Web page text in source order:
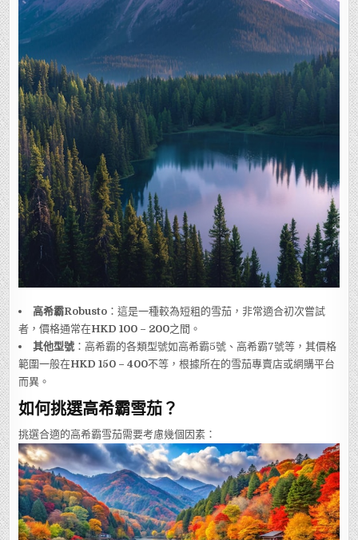
高希霸Robusto ：這是一種較為短粗的雪茄，非常適合初次嘗試
者，價格通常在HKD 100 – 200之間。
其他型號 ：高希霸的各類型號如高希霸5號、高希霸7號等，其價格
範圍一般在HKD 150 – 400不等，根據所在的雪茄專賣店或網購平台
而異。
如何挑選高希霸雪茄？
挑選合適的高希霸雪茄需要考慮幾個因素：